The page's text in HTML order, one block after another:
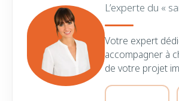
L’experte du «
Votre expert
accompagner à
de votre projet